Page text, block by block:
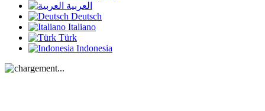
العربية
Deutsch
Italiano
Türk
Indonesia